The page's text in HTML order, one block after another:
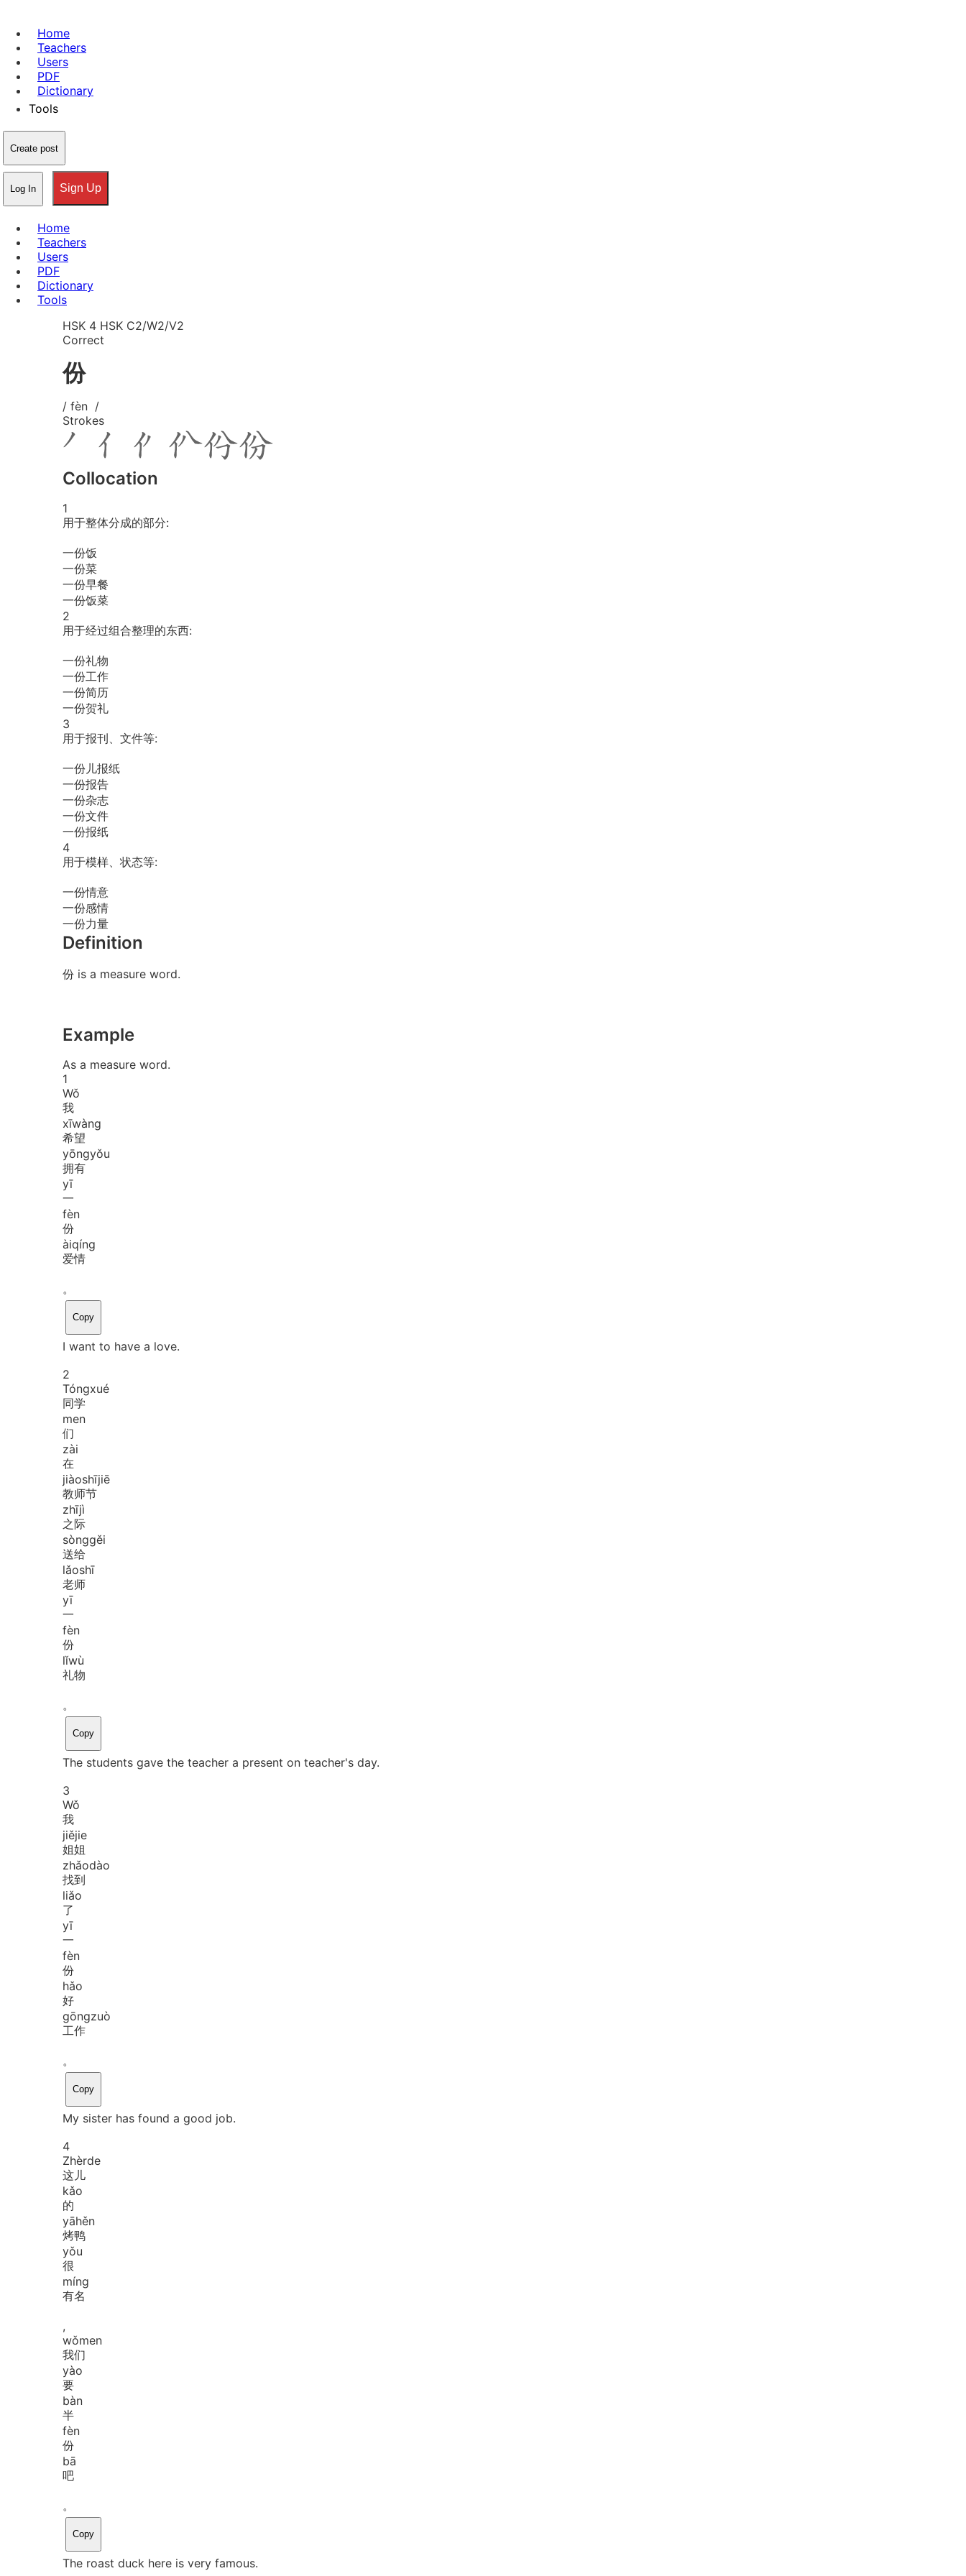
Home
Teachers
Users
PDF
Dictionary
Tools
Create post
Log In Sign Up
Home
Teachers
Users
PDF
Dictionary
Tools
HSK 4 HSK C2/W2/V2
Correct
份
/ fèn /
Strokes
Collocation
1
用于整体分成的部分:
一份饭
一份菜
一份早餐
一份饭菜
2
用于经过组合整理的东西:
一份礼物
一份工作
一份简历
一份贺礼
3
用于报刊、文件等:
一份儿报纸
一份报告
一份杂志
一份文件
一份报纸
4
用于模样、状态等:
一份情意
一份感情
一份力量
Definition
份 is a measure word.
Example
As a measure word.
1
Wǒ
我
xīwàng
希望
yōngyǒu
拥有
yī
一
fèn
份
àiqíng
爱情
。
Copy
I want to have a love.
2
Tóngxué
同学
men
们
zài
在
jiàoshījiē
教师节
zhījì
之际
sònggěi
送给
lǎoshī
老师
yī
一
fèn
份
lǐwù
礼物
。
Copy
The students gave the teacher a present on teacher's day.
3
Wǒ
我
jiějie
姐姐
zhǎodào
找到
liǎo
了
yī
一
fèn
份
hǎo
好
gōngzuò
工作
。
Copy
My sister has found a good job.
4
Zhèrde
这儿
kǎo
的
yāhěn
烤鸭
yǒu
很
míng
有名
,
wǒmen
我们
yào
要
bàn
半
fèn
份
bā
吧
。
Copy
The roast duck here is very famous.